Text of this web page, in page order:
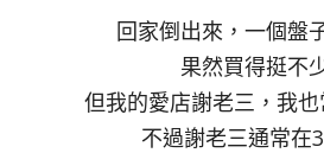
回家倒出來，一個盤
果然買得挺不
但我的愛店謝老三，我
不過謝老三通常在